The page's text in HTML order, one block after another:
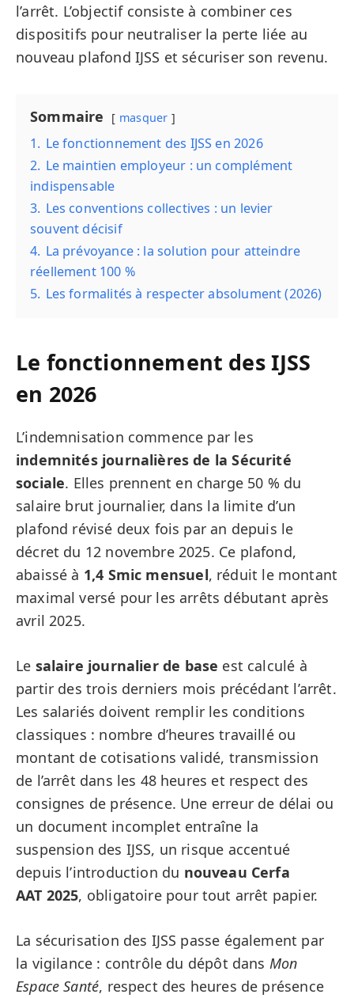
l’arrêt. L’objectif consiste à combiner ces
dispositifs pour neutraliser la perte liée au
nouveau plafond IJSS et sécuriser son revenu.
Sommaire masquer
1. Le fonctionnement des IJSS en 2026
2. Le maintien employeur : un complément
indispensable
3. Les conventions collectives : un levier
souvent décisif
4. La prévoyance : la solution pour atteindre
réellement 100 %
5. Les formalités à respecter absolument (2026)
Le fonctionnement des IJSS
en 2026
L’indemnisation commence par les
indemnités journalières de la Sécurité
sociale. Elles prennent en charge 50 % du
salaire brut journalier, dans la limite d’un
plafond révisé deux fois par an depuis le
décret du 12 novembre 2025. Ce plafond,
abaissé à 1,4 Smic mensuel, réduit le montant
maximal versé pour les arrêts débutant après
avril 2025.
Le salaire journalier de base est calculé à
partir des trois derniers mois précédant l’arrêt.
Les salariés doivent remplir les conditions
classiques : nombre d’heures travaillé ou
montant de cotisations validé, transmission
de l’arrêt dans les 48 heures et respect des
consignes de présence. Une erreur de délai ou
un document incomplet entraîne la
suspension des IJSS, un risque accentué
depuis l’introduction du nouveau Cerfa
AAT 2025, obligatoire pour tout arrêt papier.
La sécurisation des IJSS passe également par
la vigilance : contrôle du dépôt dans Mon
Espace Santé, respect des heures de présence